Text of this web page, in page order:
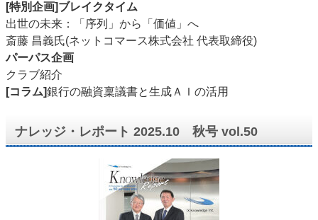
[特別企画]ブレイクタイム
出世の未来：「序列」から「価値」へ
斎藤 昌義氏(ネットコマース株式会社 代表取締役)
パーパス企画
クラブ紹介
[コラム]銀行の融資稟議書と生成ＡＩの活用
ナレッジ・レポート 2025.10 秋号 vol.50